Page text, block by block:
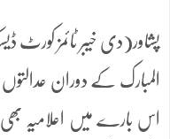
پشاور(دی خیبر ٹائمز
المبارک کے دوران
اس بارے میں اعلامیہ بھی